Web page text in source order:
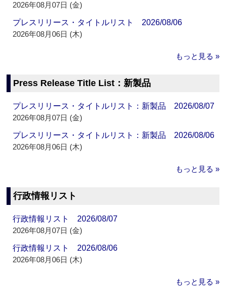
2026年08月07日 (金)
プレスリリース・タイトルリスト 2026/08/06
2026年08月06日 (木)
もっと見る »
Press Release Title List：新製品
プレスリリース・タイトルリスト：新製品 2026/08/07
2026年08月07日 (金)
プレスリリース・タイトルリスト：新製品 2026/08/06
2026年08月06日 (木)
もっと見る »
行政情報リスト
行政情報リスト 2026/08/07
2026年08月07日 (金)
行政情報リスト 2026/08/06
2026年08月06日 (木)
もっと見る »